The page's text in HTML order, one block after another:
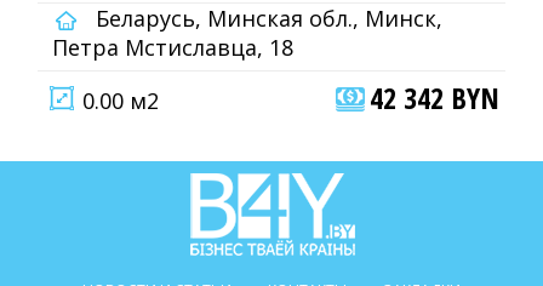
Беларусь, Минская обл., Минск,
Петра Мстиславца, 18
0.00 м2
42 342 BYN